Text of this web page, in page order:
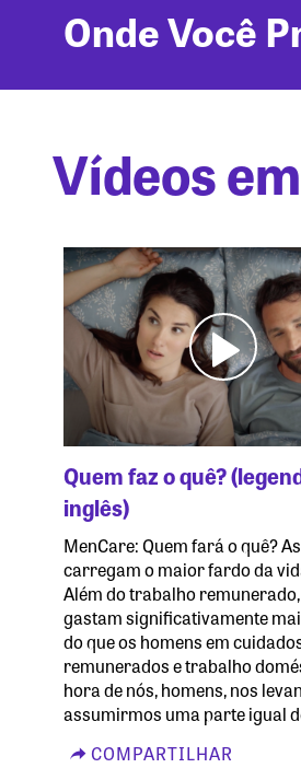
Onde Você
Vídeos
Quem faz o quê?
inglês)
MenCare: Quem fará o quê?
carregam o maior fardo da
Além do trabalho
gastam significativamente
do que os homens em
remunerados e trabalho
hora de nós, homens, nos
assumirmos uma parte igual
COMPARTILHAR